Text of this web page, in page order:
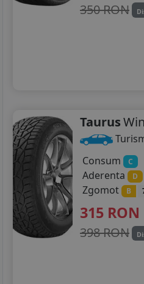
350 RON
Taurus
Consum
C
Aderenta D
Zgomot B
315 RON
398 RON